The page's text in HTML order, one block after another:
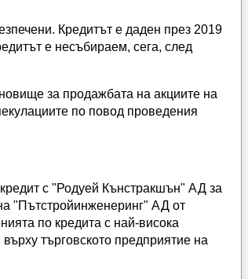
Кредитът е даден през 2019
е несъбираем, сега, след
за продажбата на акциите на
по повод проведения
с "Родуей Кънстракшън" АД за
"Пътстройинженеринг" АД от
по кредита с най-висока
търговското предприятие на